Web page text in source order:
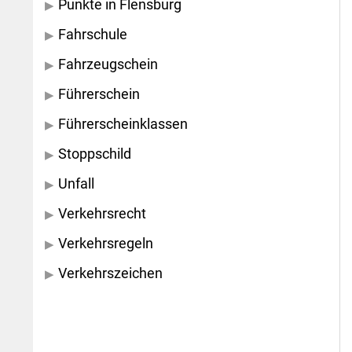
Punkte in Flensburg
Fahrschule
Fahrzeugschein
Führerschein
Führerscheinklassen
Stoppschild
Unfall
Verkehrsrecht
Verkehrsregeln
Verkehrszeichen